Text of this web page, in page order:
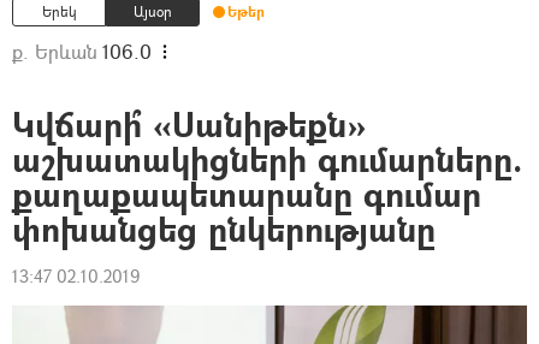
Երեկ Այսօր Եթեր
ք. Երևան 106.0
Կվճարի՞ «Սանիթեքն»
աշխատակիցների գումարները.
քաղաքապետարանը գումար
փոխանցեց ընկերությանը
13:47 02.10.2019